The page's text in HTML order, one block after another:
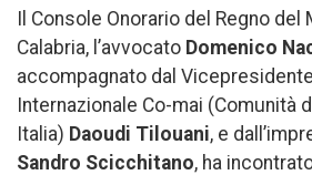
Il Console Onorario del Regno del
Calabria, l’avvocato Domenico
accompagnato dal
Internazionale Co-mai (Comunità
Italia) Daoudi Tilouani, e
Sandro Scicchitano, ha